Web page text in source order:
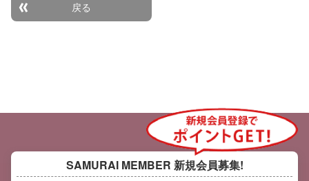
戻る
SAMURAI MEMBER 新規会員募集!